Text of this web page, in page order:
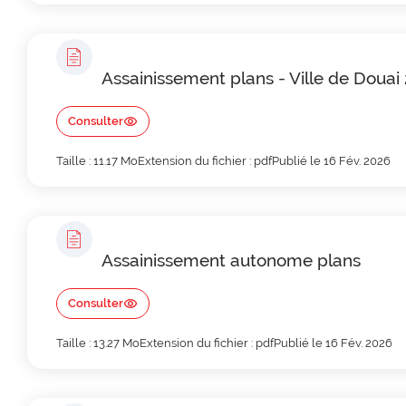
Assainissement plans - Ville de Douai
Consulter
Taille : 11.17 MoExtension du fichier : pdfPublié le 16 Fév. 2026
Assainissement autonome plans
Consulter
Taille : 13.27 MoExtension du fichier : pdfPublié le 16 Fév. 2026